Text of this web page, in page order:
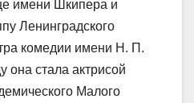
имени Шкипера и
Ленинградского
комедии имени Н. П.
она стала актрисой
Малого